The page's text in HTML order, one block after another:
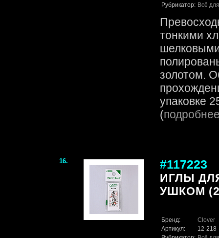
Рубрикатор: Всё
тонкими
золотом.
упаковке
(
16. #117223
ИГЛЫ
УШКОМ
Бренд:
Clover
Артикул:
12-218